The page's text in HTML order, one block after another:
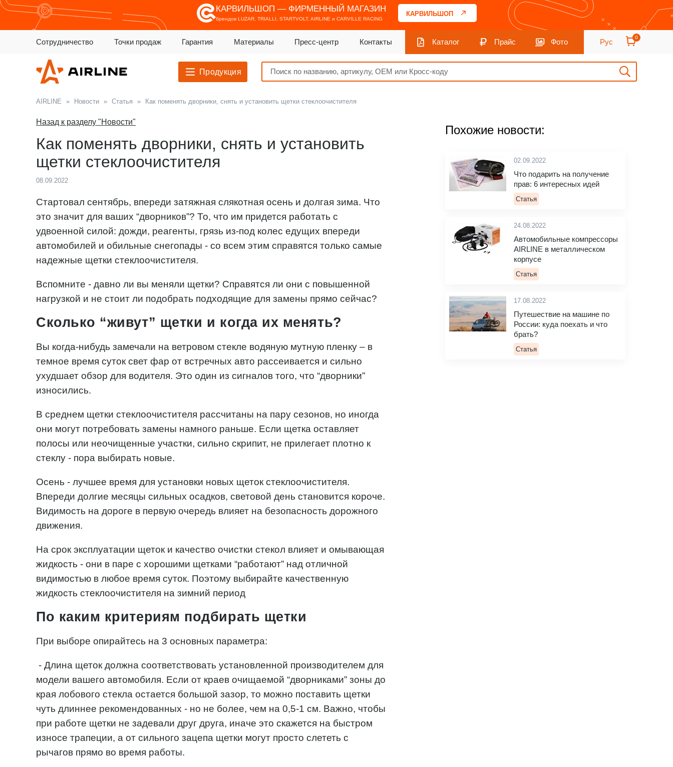
КАРВИЛЬШОП — ФИРМЕННЫЙ МАГАЗИН
брендов LUZAR, TRIALLI, STARTVOLT, AIRLINE и CARVILLE RACING
КАРВИЛЬШОП
Сотрудничество Точки продаж Гарантия Материалы Пресс-центр Контакты Каталог Прайс Фото Рус
0
Продукция
AIRLINE » Новости » Статья » Как поменять дворники, снять и установить щетки стеклоочистителя
Назад к разделу "Новости"
Как поменять дворники, снять и установить
щетки стеклоочистителя
08.09.2022
Стартовал сентябрь, впереди затяжная слякотная осень и долгая зима. Что
это значит для ваших “дворников”? То, что им придется работать с
удвоенной силой: дожди, реагенты, грязь из-под колес едущих впереди
автомобилей и обильные снегопады - со всем этим справятся только самые
надежные щетки стеклоочистителя.
Вспомните - давно ли вы меняли щетки? Справятся ли они с повышенной
нагрузкой и не стоит ли подобрать подходящие для замены прямо сейчас?
Сколько “живут” щетки и когда их менять?
Вы когда-нибудь замечали на ветровом стекле водяную мутную пленку – в
темное время суток свет фар от встречных авто рассеивается и сильно
ухудшает обзор для водителя. Это один из сигналов того, что “дворники”
износились.
В среднем щетки стеклоочистителя рассчитаны на пару сезонов, но иногда
они могут потребовать замены намного раньше. Если щетка оставляет
полосы или неочищенные участки, сильно скрипит, не прилегает плотно к
стеклу - пора выбирать новые.
Осень - лучшее время для установки новых щеток стеклоочистителя.
Впереди долгие месяцы сильных осадков, световой день становится короче.
Видимость на дороге в первую очередь влияет на безопасность дорожного
движения.
На срок эксплуатации щеток и качество очистки стекол влияет и омывающая
жидкость - они в паре с хорошими щетками “работают” над отличной
видимостью в любое время суток. Поэтому выбирайте качественную
жидкость стеклоочистителя на зимний период
По каким критериям подбирать щетки
При выборе опирайтесь на 3 основных параметра:
- Длина щеток должна соответствовать установленной производителем для
модели вашего автомобиля. Если от краев очищаемой “дворниками” зоны до
края лобового стекла остается большой зазор, то можно поставить щетки
чуть длиннее рекомендованных - но не более, чем на 0,5-1 см. Важно, чтобы
при работе щетки не задевали друг друга, иначе это скажется на быстром
износе трапеции, а от сильного зацепа щетки могут просто слететь с
рычагов прямо во время работы.
Похожие новости:
02.09.2022
Что подарить на получение
прав: 6 интересных идей
Статья
24.08.2022
Автомобильные компрессоры
AIRLINE в металлическом
корпусе
Статья
17.08.2022
Путешествие на машине по
России: куда поехать и что
брать?
Статья